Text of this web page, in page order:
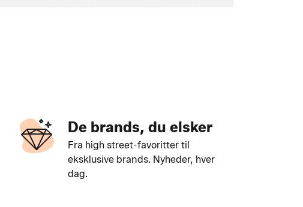
De brands, du elsker
Fra high street-favoritter til
eksklusive brands. Nyheder, hver
dag.